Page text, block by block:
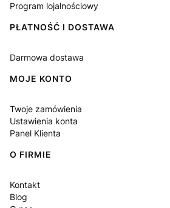
Program lojalnościowy
PŁATNOŚĆ I DOSTAWA
Darmowa dostawa
MOJE KONTO
Twoje zamówienia
Ustawienia konta
Panel Klienta
O FIRMIE
Kontakt
Blog